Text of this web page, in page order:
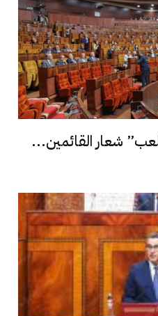
شعار القائمين...